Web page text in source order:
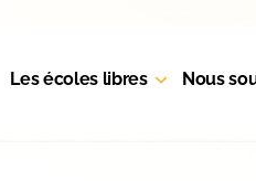
Les écoles libres Nous